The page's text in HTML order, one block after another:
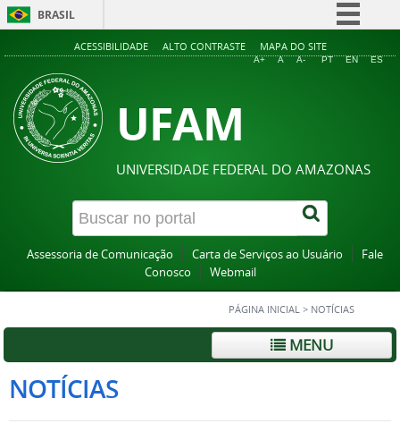
BRASIL
Simplifique!
Acesso à informação
ACESSIBILIDADE ALTO CONTRASTE MAPA DO SITE
A+ A A- PT EN ES
UFAM
UNIVERSIDADE FEDERAL DO AMAZONAS
Assessoria de Comunicação Carta de Serviços ao Usuário
Fale
Conosco
Webmail
PÁGINA INICIAL > NOTÍCIAS
MENU
NOTÍCIAS